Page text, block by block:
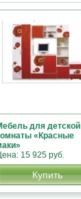
для детской
«Красные
15 925 руб.
Купить